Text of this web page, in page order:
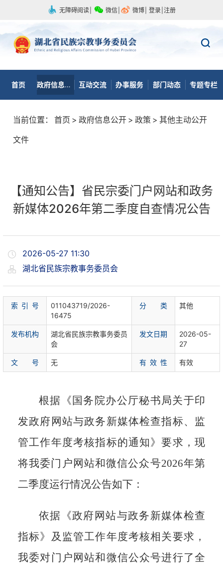
无障碍阅读 微信 微博 登录 注册
首页 政府信息公开 互动交流 办事服务 部门动态 专题专栏
当前位置： 首页 > 政府信息公开 > 政策 > 其他主动公开
文件
【通知公告】省民宗委门户网站和政务
新媒体2026年第二季度自查情况公告
2026-05-27 11:30
湖北省民族宗教事务委员会
索 引 号
011043719/2026-
16475
分 类 其他
发布机构
湖北省民族宗教事务委员
会
发文日期
2026-05-
27
文 号 无 有 效 性 有效
根据《国务院办公厅秘书局关于印
发政府网站与政务新媒体检查指标、监
管工作年度考核指标的通知》要求，现
将我委门户 网站和微信公众号2026年第
二季度运行情况公告如下：
依据《政府网站与政务新媒体检查
指标》及监管工作年度考核相关要求，
我委对门户 网站和微信公众号进行了全